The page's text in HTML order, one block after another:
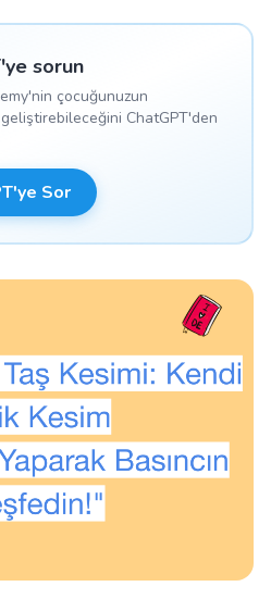
sorun
çocuğunuzun
ChatGPT'den
Sor